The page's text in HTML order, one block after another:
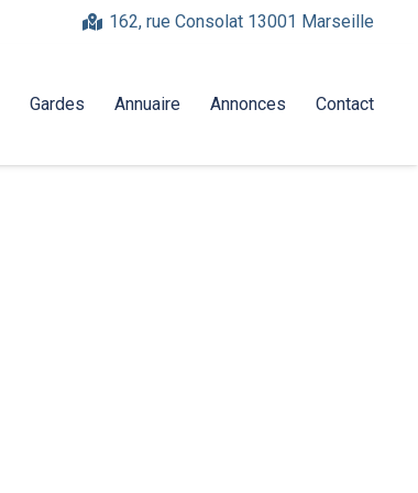
162, rue Consolat 13001 Marseille
Gardes Annuaire Annonces Contact